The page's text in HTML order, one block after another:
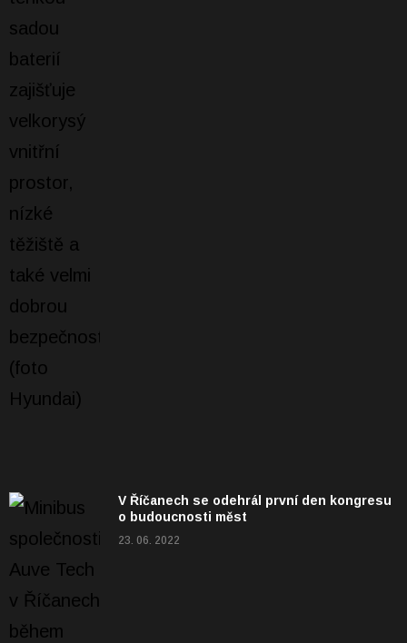
V Říčanech se odehrál první den kongresu
o budoucnosti měst
23. 06. 2022